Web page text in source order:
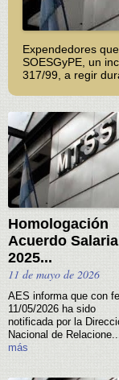
Expendedores
SOESGyPE, un
317/99, a regir
Homologación
Acuerdo
2025...
11 de mayo de 2026
AES informa que con
11/05/2026 ha sido
notificada por la
Nacional de Relacione...
más